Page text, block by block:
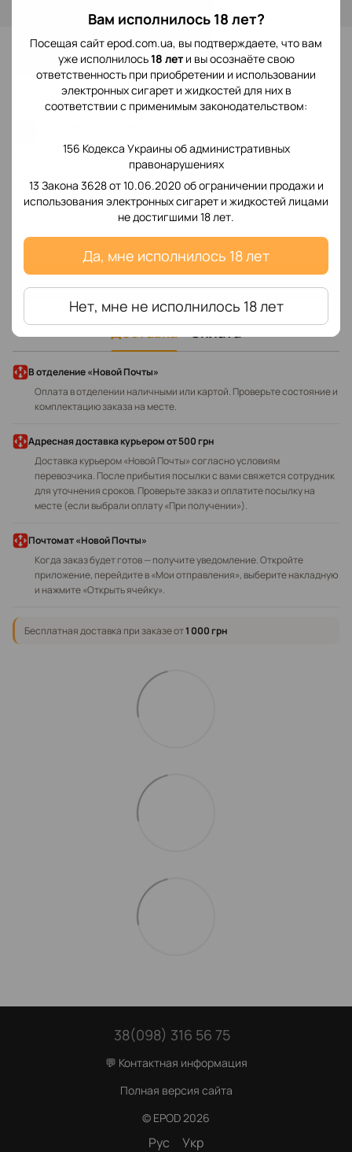
Вам исполнилось 18 лет?
Посещая сайт epod.com.ua, вы подтверждаете, что вам
уже исполнилось18 лети вы осознаёте свою
ответственность при приобретении и использовании
электронных сигарет и жидкостей для них в
соответствии с применимым законодательством:
156 Кодекса Украины об административных
правонарушениях
13 Закона 3628 от 10.06.2020 об ограничении продажи и
использования электронных сигарет и жидкостей лицами
не достигшими 18 лет.
Да, мне исполнилось 18 лет
Нет, мне не исполнилось 18 лет
В избранное
Отзывы 1
Пишу отзыв от души.товар заказывала несколько раз -все
приходило просто идеально отличного
качества.ответственные продавцы,вернули деньги за
почтовую ошибку.вежливое и ответственное отношение к
покупателям.рекомендую от чистого сердца
Доставка Оплата
В отделение «Новой Почты»
Оплата в отделении наличными или картой. Проверьте состояние и
комплектацию заказа на месте.
Адресная доставка курьеромот 500 грн
Доставка курьером «Новой Почты» согласно условиям
перевозчика. После прибытия посылки с вами свяжется сотрудник
для уточнения сроков. Проверьте заказ и оплатите посылку на
месте (если выбрали оплату «При получении»).
Почтомат «Новой Почты»
Когда заказ будет готов — получите уведомление. Откройте
приложение, перейдите в «Мои отправления», выберите накладную
и нажмите «Открыть ячейку».
Бесплатная доставка при заказе от1 000 грн
38(098) 316 56 75
💬 Контактная информация
Полная версия сайта
© EPOD 2026
Рус Укр